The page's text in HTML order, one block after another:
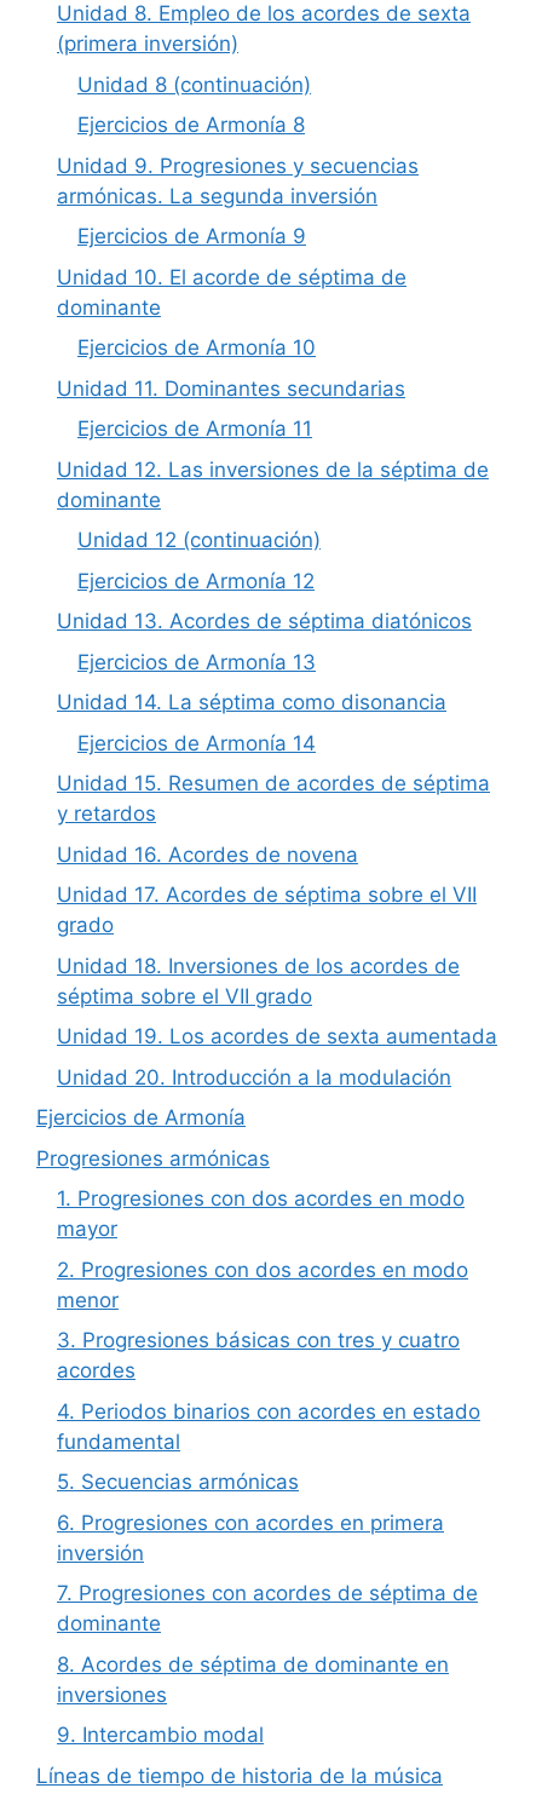
Unidad 8. Empleo de los acordes de sexta
(primera inversión)
Unidad 8 (continuación)
Ejercicios de Armonía 8
Unidad 9. Progresiones y secuencias
armónicas. La segunda inversión
Ejercicios de Armonía 9
Unidad 10. El acorde de séptima de
dominante
Ejercicios de Armonía 10
Unidad 11. Dominantes secundarias
Ejercicios de Armonía 11
Unidad 12. Las inversiones de la séptima de
dominante
Unidad 12 (continuación)
Ejercicios de Armonía 12
Unidad 13. Acordes de séptima diatónicos
Ejercicios de Armonía 13
Unidad 14. La séptima como disonancia
Ejercicios de Armonía 14
Unidad 15. Resumen de acordes de séptima
y retardos
Unidad 16. Acordes de novena
Unidad 17. Acordes de séptima sobre el VII
grado
Unidad 18. Inversiones de los acordes de
séptima sobre el VII grado
Unidad 19. Los acordes de sexta aumentada
Unidad 20. Introducción a la modulación
Ejercicios de Armonía
Progresiones armónicas
1. Progresiones con dos acordes en modo
mayor
2. Progresiones con dos acordes en modo
menor
3. Progresiones básicas con tres y cuatro
acordes
4. Periodos binarios con acordes en estado
fundamental
5. Secuencias armónicas
6. Progresiones con acordes en primera
inversión
7. Progresiones con acordes de séptima de
dominante
8. Acordes de séptima de dominante en
inversiones
9. Intercambio modal
Líneas de tiempo de historia de la música